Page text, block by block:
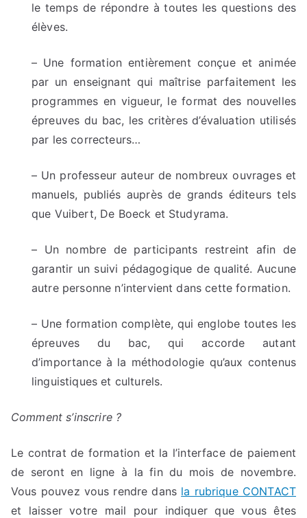
le temps de répondre à toutes les questions des
élèves.
– Une formation entièrement conçue et animée
par un enseignant qui maîtrise parfaitement les
programmes en vigueur, le format des nouvelles
épreuves du bac, les critères d’évaluation utilisés
par les correcteurs…
– Un professeur auteur de nombreux ouvrages et
manuels, publiés auprès de grands éditeurs tels
que Vuibert, De Boeck et Studyrama.
– Un nombre de participants restreint afin de
garantir un suivi pédagogique de qualité. Aucune
autre personne n’intervient dans cette formation.
– Une formation complète, qui englobe toutes les
épreuves du bac, qui accorde autant
d’importance à la méthodologie qu’aux contenus
linguistiques et culturels.
Comment s’inscrire ?
Le contrat de formation et la l’interface de paiement
de seront en ligne à la fin du mois de novembre.
Vous pouvez vous rendre dans la rubrique CONTACT
et laisser votre mail pour indiquer que vous êtes